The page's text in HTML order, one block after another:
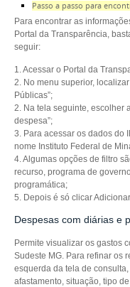
Passo a passo para
Para encontrar as
Portal da Transparência,
seguir:
1. Acessar o Portal da
2. No menu superior,
Públicas”;
2. Na tela seguinte, escolher
despesa”;
3. Para acessar os dados do
nome Instituto Federal de
4. Algumas opções de filtro
recurso, programa de
programática;
5. Depois é só clicar
Despesas com diárias e
Permite visualizar os gastos
Sudeste MG. Para refinar os
esquerda da tela de
afastamento, situação, tipo